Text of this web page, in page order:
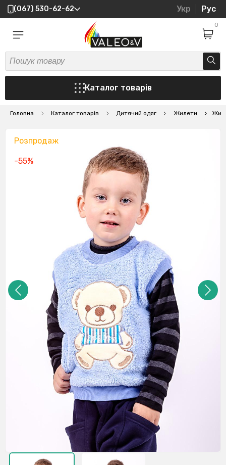
(067) 530-62-62 Укр Рус
0
Каталог товарів
Головна Каталог товарів Дитячий одяг Жилети
Розпродаж
-55%